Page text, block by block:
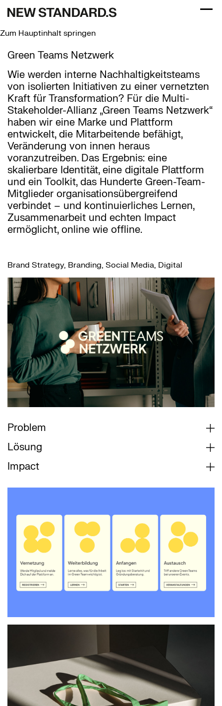
Zum Hauptinhalt springen
Green Teams Netzwerk
Wie werden interne Nachhaltigkeitsteams
von isolierten Initiativen zu einer vernetzten
Kraft für Transformation? Für die Multi-
Stakeholder-Allianz „Green Teams Netzwerk“
haben wir eine Marke und Plattform
entwickelt, die Mitarbeitende befähigt,
Veränderung von innen heraus
voranzutreiben. Das Ergebnis: eine
skalierbare Identität, eine digitale Plattform
und ein Toolkit, das Hunderte Green-Team-
Mitglieder organisationsübergreifend
verbindet – und kontinuierliches Lernen,
Zusammenarbeit und echten Impact
ermöglicht, online wie offline.
Brand Strategy, Branding, Social Media, Digital
Problem
Lösung
Impact